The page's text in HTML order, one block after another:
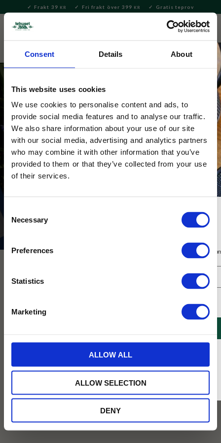
Consent Details About
This website uses cookies
We use cookies to personalise content and ads, to
provide social media features and to analyse our traffic.
We also share information about your use of our site
with our social media, advertising and analytics partners
who may combine it with other information that you’ve
provided to them or that they’ve collected from your use
of their services.
Selection
Necessary
Preferences
Statistics
Marketing
ALLOW ALL
ALLOW SELECTION
DENY
Meny
Frakt 39 KR Fri frakt över 399 KR Gratis teprov
Sommarens favoriter
Fest i trädgården, frukost på balkongen eller picknick
på stranden? Vi har produkttips och presentidéer
till sommarens alla festligheter och mysiga stunder.
Snabblänkar:
Fika i Bersån svart te
och fläder i en förpackning med Stig
129KR
NYHET
Swedish Fika svart te
presentförpackad 100g
blandning av svart te med
89KR
Få 10% rabatt på ditt första köp på nätet och ta del av erbjudanden året
* Rabatten gäller endast online på Tehusetjava.se. Rabatten fungerar endast på